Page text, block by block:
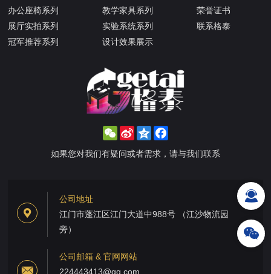
办公座椅系列
展厅实拍系列
冠军推荐系列
教学家具系列
实验系统系列
设计效果展示
荣誉证书
联系格泰
WeChat
Sina
Weibo
Qzone
如果您对我们有疑问或者需求，请与我们联系
公司地址
江门市蓬江区江门大道中988号 （江沙物流园
旁）
公司邮箱 & 官网网站
224443413@qq.com